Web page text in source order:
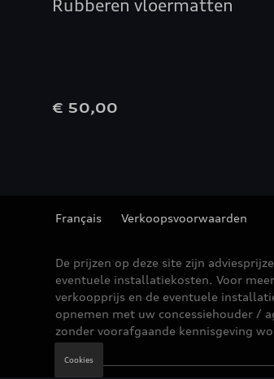
Rubberen vloermatten
€ 50,00
Français Verkoopsvoorwaarden
De prijzen op deze site zijn
eventuele installatiekosten. Voor
verkoopprijs en de eventuele
opnemen met uw concessiehouder /
zonder voorafgaande kennisgeving
Cookies